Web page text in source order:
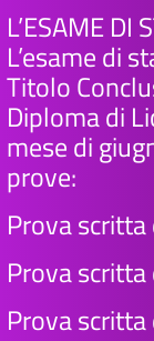
L’ESAME DI
L’esame di
Titolo
Diploma di
mese di
prove:
Prova scritta
Prova scritta
Prova